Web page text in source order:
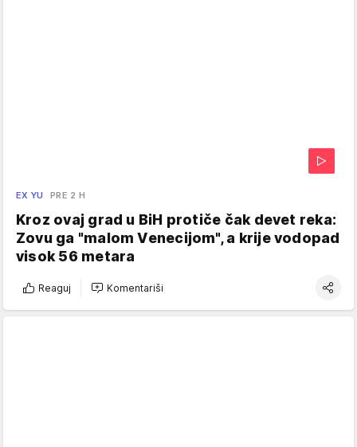
EX YU PRE 2 H
Kroz ovaj grad u BiH protiče čak devet reka:
Zovu ga "malom Venecijom", a krije vodopad
visok 56 metara
Reaguj Komentariši